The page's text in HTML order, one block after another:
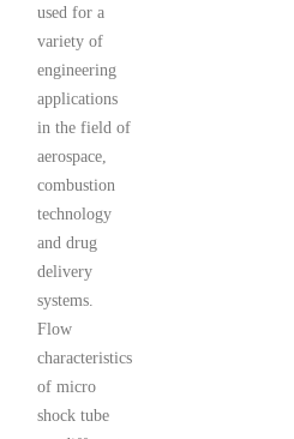
used for a
variety of
engineering
applications
in the field of
aerospace,
combustion
technology
and drug
delivery
systems.
Flow
characteristics
of micro
shock tube